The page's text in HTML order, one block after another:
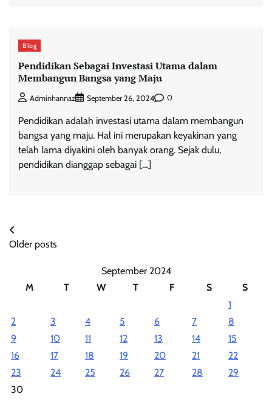
Blog
Pendidikan Sebagai Investasi Utama dalam
Membangun Bangsa yang Maju
Adminhannaz September 26, 2024 0
Pendidikan adalah investasi utama dalam membangun
bangsa yang maju. Hal ini merupakan keyakinan yang
telah lama diyakini oleh banyak orang. Sejak dulu,
pendidikan dianggap sebagai […]
Posts
navigation
Older posts
September 2024
M
T W T F S
S
1
2
3 4 5 6 7
8
9
10 11 12 13 14
15
16
17 18 19 20 21
22
23
24 25 26 27 28
29
30